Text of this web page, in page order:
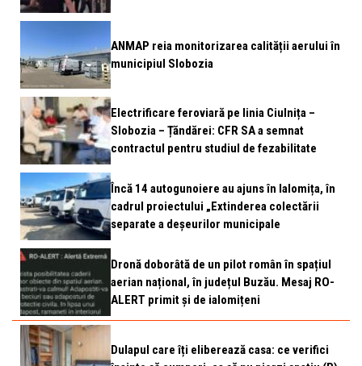
ANMAP reia monitorizarea calității aerului în
municipiul Slobozia
Electrificare feroviară pe linia Ciulnița –
Slobozia – Țăndărei: CFR SA a semnat
contractul pentru studiul de fezabilitate
Încă 14 autogunoiere au ajuns în Ialomița, în
cadrul proiectului „Extinderea colectării
separate a deșeurilor municipale
Dronă doborâtă de un pilot român în spațiul
aerian național, în județul Buzău. Mesaj RO-
ALERT primit și de ialomițeni
Dulapul care îți eliberează casa: ce verifici